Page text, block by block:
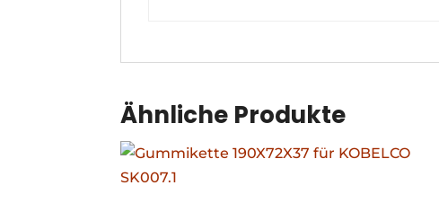
Ähnliche Produkte